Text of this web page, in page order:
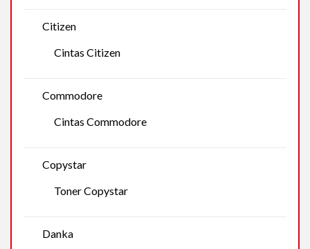
Citizen
Cintas Citizen
Commodore
Cintas Commodore
Copystar
Toner Copystar
Danka